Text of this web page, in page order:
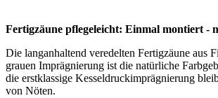
Fertigzäune pflegeleicht: Einmal montiert -
Die langanhaltend veredelten Fertigzäune
grauen Imprägnierung ist die natürliche
die erstklassige Kesseldruckimprägnierung
von Nöten.